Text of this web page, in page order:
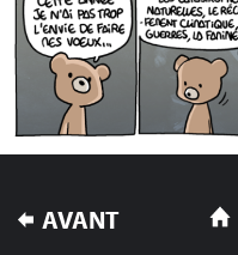
NAVIGATION
DE
AVANT